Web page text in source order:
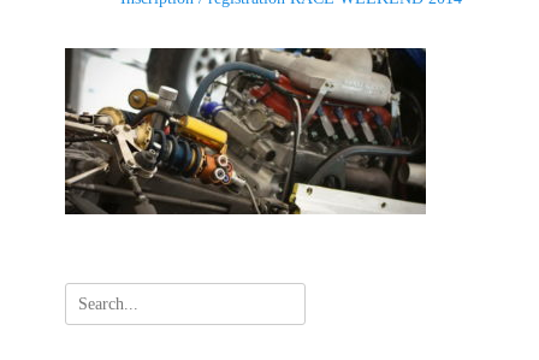
Search
for: